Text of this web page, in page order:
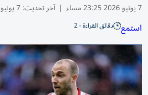
7 يونيو 2026 23:25 مساء | آخر تحديث:7 يونيو 23:48 2026
استمع دقائق القراءة - 2